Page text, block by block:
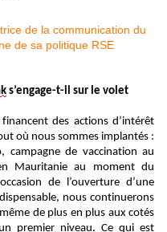
s’engage-t-il sur le volet
des actions d’intérêt
où nous sommes implantés :
campagne de vaccination au
Mauritanie au moment du
de l’ouverture d’une
nous continuerons
de plus en plus aux cotés
premier niveau. Ce qui est